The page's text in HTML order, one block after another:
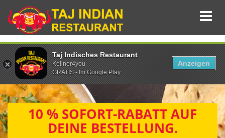
10 % SOFORT-RABATTAUF
DEINE BESTELLUNG.
Taj Indisches Restaurant
Kellner4you
GRATIS - Im Google Play
Anzeigen